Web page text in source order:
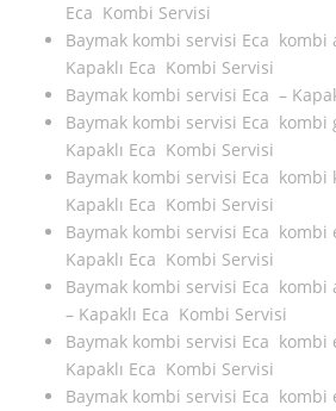
Eca Kombi Servisi
Baymak kombi servisi Eca
Kapaklı Eca Kombi Servisi
Baymak kombi servisi Eca –
Baymak kombi servisi Eca kombi
Kapaklı Eca Kombi Servisi
Baymak kombi servisi Eca kombi
Kapaklı Eca Kombi Servisi
Baymak kombi servisi Eca
Kapaklı Eca Kombi Servisi
Baymak kombi servisi Eca kombi
– Kapaklı Eca Kombi Servisi
Baymak kombi servisi Eca
Kapaklı Eca Kombi Servisi
Baymak kombi servisi Eca